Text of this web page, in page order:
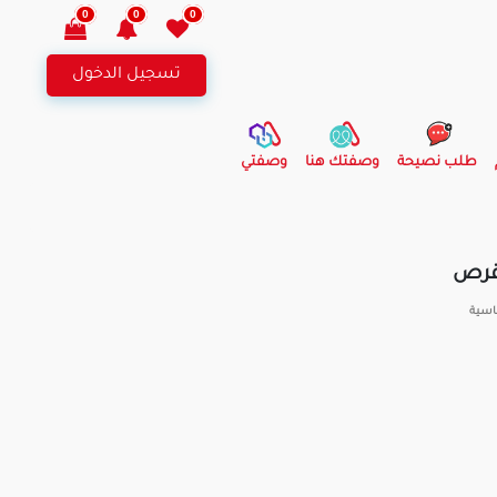
0
0
0
تسجيل الدخول
طلب نصيحة وصفتك هنا وصفتي